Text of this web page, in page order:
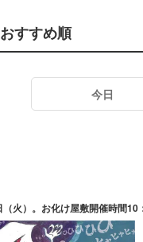
おすすめ順
今日